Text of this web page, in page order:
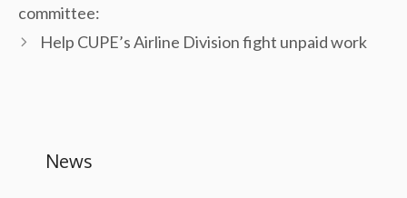
committee:
Help CUPE’s Airline Division fight unpaid work
News